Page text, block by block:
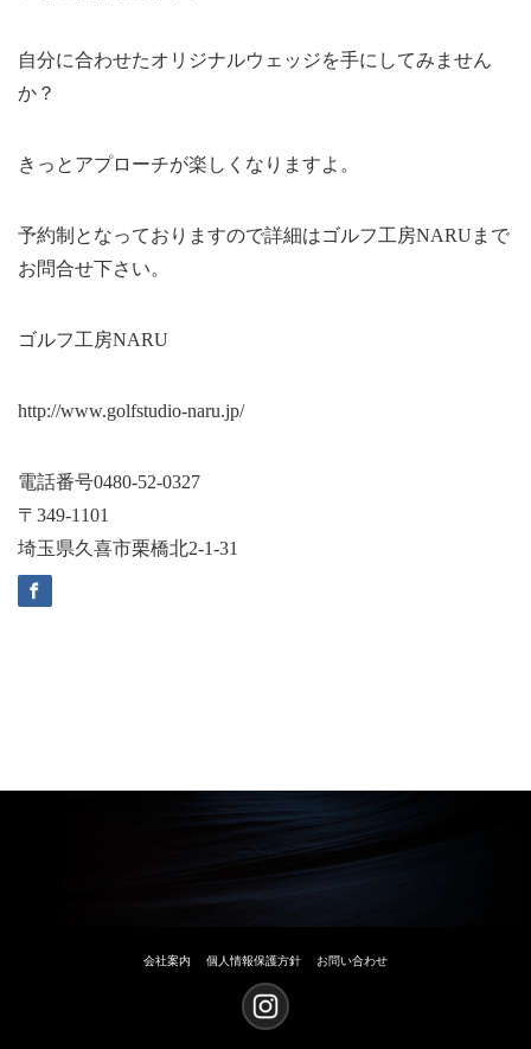
自分に合わせたオリジナルウェッジを手にしてみません
か？
きっとアプローチが楽しくなりますよ。
予約制となっておりますので詳細はゴルフ工房NARUまで
お問合せ下さい。
ゴルフ工房NARU
http://www.golfstudio-naru.jp/
電話番号0480-52-0327
〒349-1101
埼玉県久喜市栗橋北2-1-31
会社案内 個人情報保護方針 お問い合わせ